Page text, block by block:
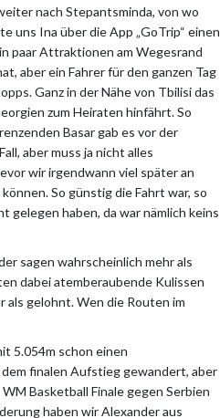
nach Stepantsminda, von wo
uns Ina über die App „GoTrip“ einen
paar Attraktionen am Wegesrand
aber ein Fahrer für den ganzen Tag
Ganz in der Nähe von Tbilisi das
zum Heiraten hinfährt. So
Basar gab es vor der
aber muss ja nicht alles
wir irgendwann viel später an
So günstig die Fahrt war, so
gelegen haben, da war nämlich keins
sagen wahrscheinlich mehr als
dabei atemberaubende Kulissen
als gelohnt. Wen die Routen im
5.054m schon einen
finalen Aufstieg gewandert, aber
Basketball Finale gegen Serbien
haben wir Alexander aus